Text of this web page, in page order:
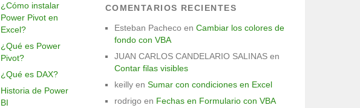
¿Cómo instalar
Power Pivot en
Excel?
¿Qué es Power
Pivot?
¿Qué es DAX?
Historia de Power
BI
COMENTARIOS RECIENTES
Esteban Pacheco en Cambiar los colores de
fondo con VBA
JUAN CARLOS CANDELARIO SALINASen
Contar filas visibles
keillyen Sumar con condiciones en Excel
rodrigo en Fechas en Formulario con VBA